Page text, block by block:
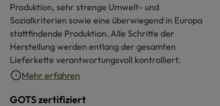
Produktion, sehr strenge Umwelt- und
Sozialkriterien sowie eine überwiegend in Europa
stattfindende Produktion. Alle Schritte der
Herstellung werden entlang der gesamten
Lieferkette verantwortungsvoll kontrolliert.
Mehr erfahren
GOTS zertifiziert